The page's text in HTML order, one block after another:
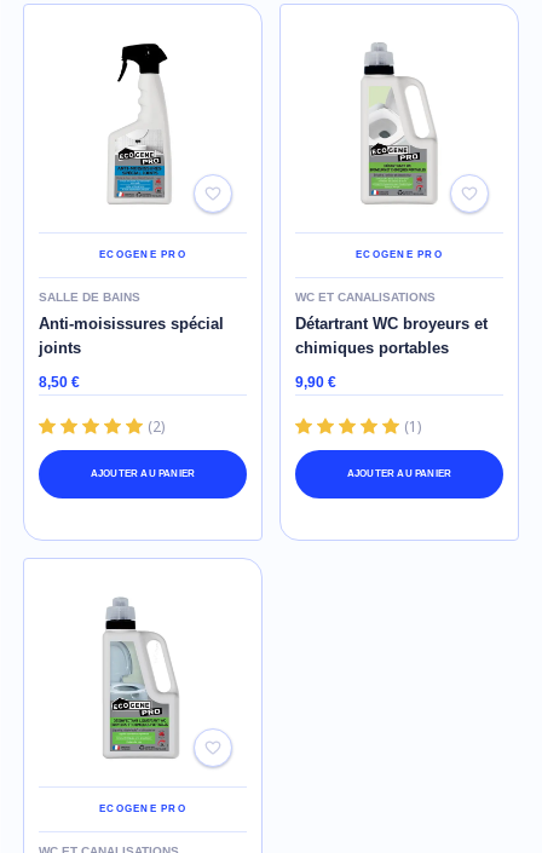
ECOGENE PRO
SALLE DE BAINS
Anti-moisissures spécial
joints
8,50 €
(2)
AJOUTER AU PANIER
ECOGENE PRO
WC ET CANALISATIONS
Détartrant WC broyeurs et
chimiques portables
9,90 €
(1)
AJOUTER AU PANIER
ECOGENE PRO